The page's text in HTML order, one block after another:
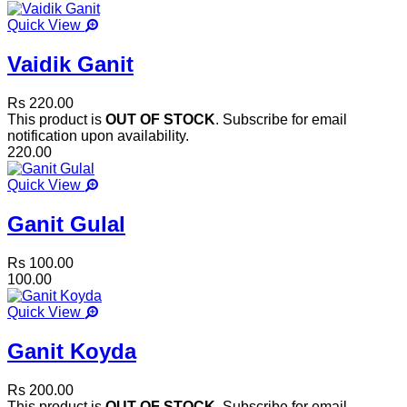
Quick View
Vaidik Ganit
Rs 220.00
This product is OUT OF STOCK. Subscribe for email
notification upon availability.
220.00
Quick View
Ganit Gulal
Rs 100.00
100.00
Quick View
Ganit Koyda
Rs 200.00